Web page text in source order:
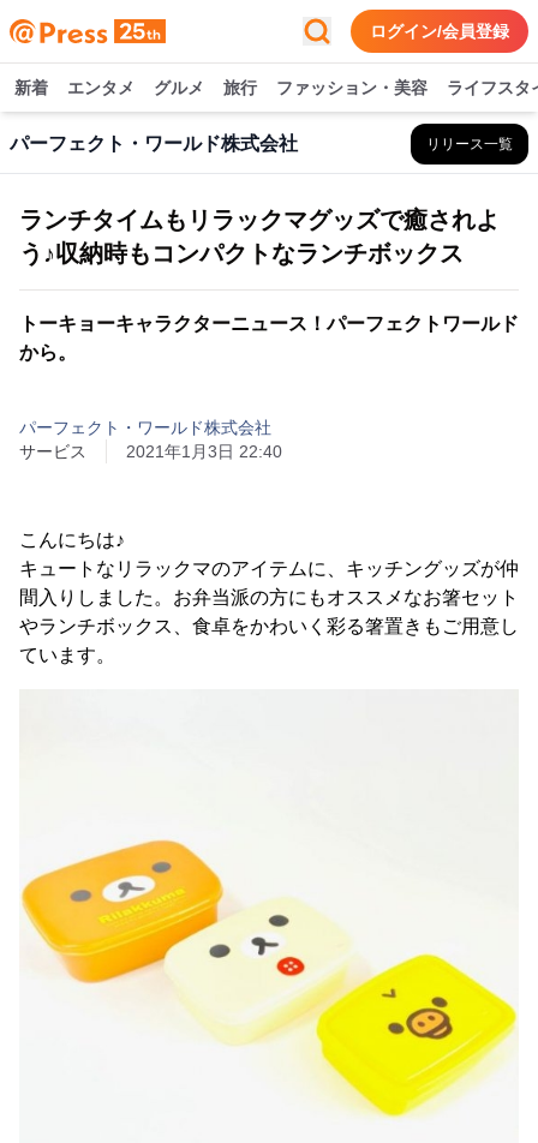
ログイン/会員登録
新着 エンタメ グルメ 旅行 ファッション・美容 ライフスタ
パーフェクト・ワールド株式会社 リリース一覧
ランチタイムもリラックマグッズで癒されよ
う♪収納時もコンパクトなランチボックス
トーキョーキャラクターニュース！パーフェクトワールド
から。
パーフェクト・ワールド株式会社
サービス
2021年1月3日 22:40
こんにちは♪
キュートなリラックマのアイテムに、キッチングッズが仲
間入りしました。お弁当派の方にもオススメなお箸セット
やランチボックス、食卓をかわいく彩る箸置きもご用意し
ています。